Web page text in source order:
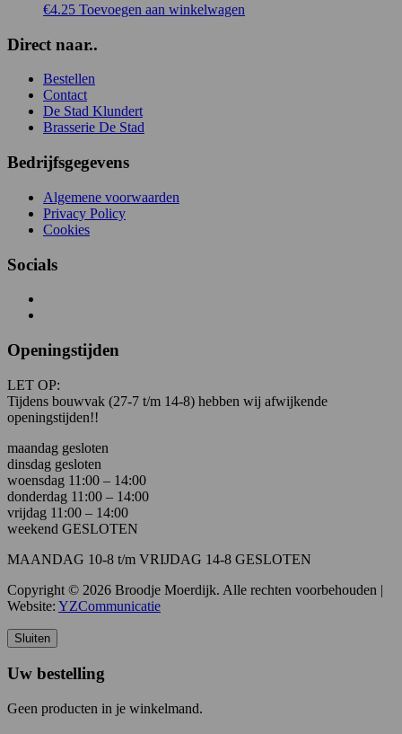
€4.25 Toevoegen aan winkelwagen
Direct naar..
Bestellen
Contact
De Stad Klundert
Brasserie De Stad
Bedrijfsgegevens
Algemene voorwaarden
Privacy Policy
Cookies
Socials
Openingstijden
LET OP:
Tijdens bouwvak (27-7 t/m 14-8) hebben wij afwijkende
openingstijden!!
maandag gesloten
dinsdag gesloten
woensdag 11:00 – 14:00
donderdag 11:00 – 14:00
vrijdag 11:00 – 14:00
weekend GESLOTEN
MAANDAG 10-8 t/m VRIJDAG 14-8 GESLOTEN
Copyright © 2026 Broodje Moerdijk. Alle rechten voorbehouden |
Website: YZCommunicatie
Sluiten
Uw bestelling
Geen producten in je winkelmand.